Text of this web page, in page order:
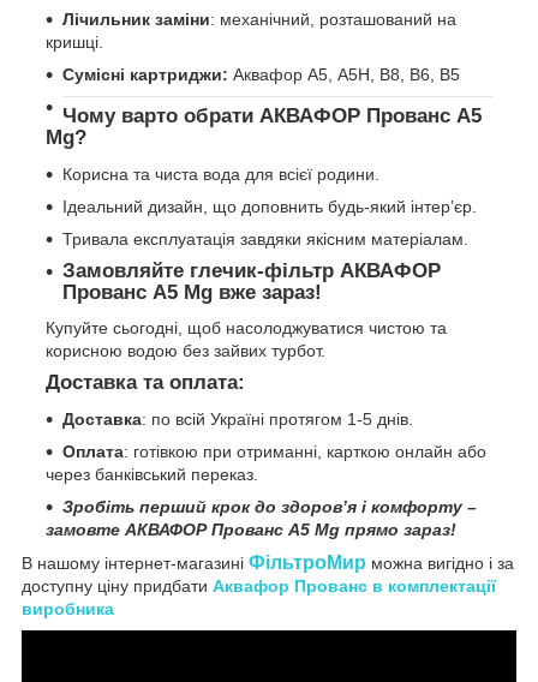
Лічильник заміни: механічний, розташований на
кришці.
Сумісні картриджи: Аквафор А5, А5Н, В8, В6, В5
Чому варто обрати АКВАФОР Прованс А5
Mg?
Корисна та чиста вода для всієї родини.
Ідеальний дизайн, що доповнить будь-який інтер’єр.
Тривала експлуатація завдяки якісним матеріалам.
Замовляйте глечик-фільтр АКВАФОР
Прованс А5 Mg вже зараз!
Купуйте сьогодні, щоб насолоджуватися чистою та
корисною водою без зайвих турбот.
Доставка та оплата:
Доставка: по всій Україні протягом 1-5 днів.
Оплата: готівкою при отриманні, карткою онлайн або
через банківський переказ.
Зробіть перший крок до здоров’я і комфорту –
замовте АКВАФОР Прованс А5 Mg прямо зараз!
В нашому інтернет-магазині ФільтроМир можна вигідно і за
доступну ціну придбати Аквафор Прованс в комплектації
виробника